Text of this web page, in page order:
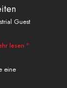
f
c
b
o
Guest
lesen "
eine